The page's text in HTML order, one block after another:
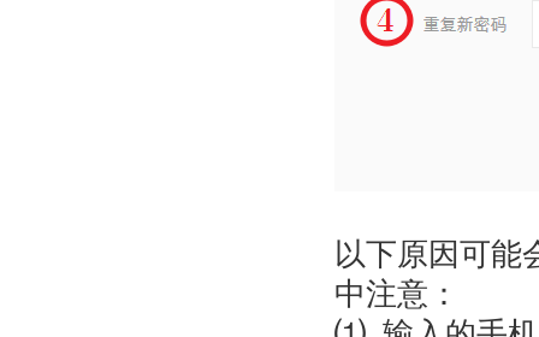
以下原因可能
中注意：